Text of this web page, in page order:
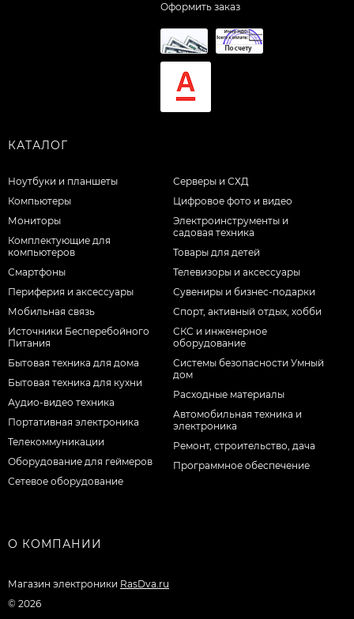
Оформить заказ
КАТАЛОГ
Ноутбуки и планшеты
Компьютеры
Мониторы
Комплектующие для
компьютеров
Смартфоны
Периферия и аксессуары
Мобильная связь
Источники Бесперебойного
Питания
Бытовая техника для дома
Бытовая техника для кухни
Аудио-видео техника
Портативная электроника
Телекоммуникации
Оборудование для геймеров
Сетевое оборудование
Серверы и СХД
Цифровое фото и видео
Электроинструменты и
садовая техника
Товары для детей
Телевизоры и аксессуары
Сувениры и бизнес-подарки
Спорт, активный отдых, хобби
СКС и инженерное
оборудование
Системы безопасности Умный
дом
Расходные материалы
Автомобильная техника и
электроника
Ремонт, строительство, дача
Программное обеспечение
О КОМПАНИИ
Магазин электроники RasDva.ru
© 2026